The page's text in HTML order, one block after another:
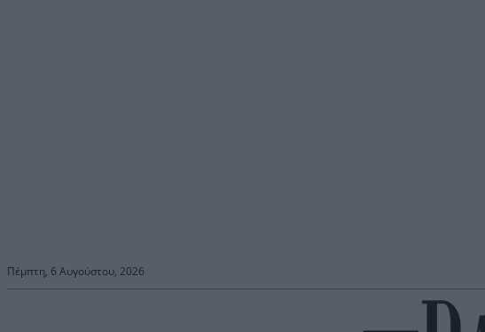
Πέμπτη, 6 Αυγούστου, 2026